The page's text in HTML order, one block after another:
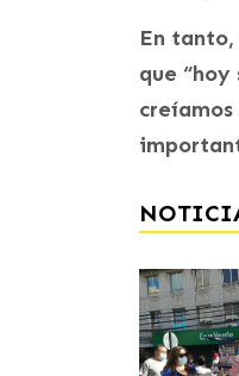
En
que
creíamos